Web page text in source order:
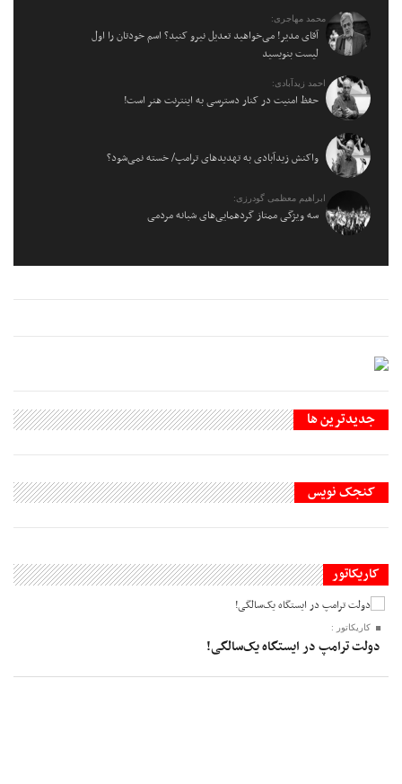
محمد مهاجری:
آقای مدیر! می‌خواهید تعدیل نیرو کنید؟ اسم خودتان را اول
لیست بنویسید
احمد زیدآبادی:
حفظ امنیت در کنار دسترسی به اینترنت هنر است!
واکنش زیدآبادی به تهدیدهای ترامپ/ خسته نمی‌شود؟
ابراهیم معظمی گودرزی:
سه ویژگی ممتاز گردهمایی‌های شبانه مردمی
جديدترين ها
کنجک نویس
کاریکاتور
کاریکاتور :
دولت ترامپ در ایستگاه یک‌سالگی!